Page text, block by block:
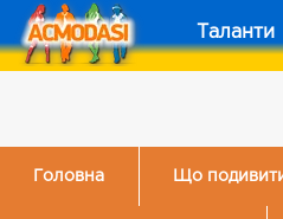
Таланти
Головна Що